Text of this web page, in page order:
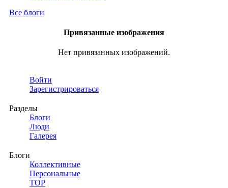
Все блоги
Привязанные изображения
Нет привязанных изображений.
Войти
Зарегистрироваться
Разделы
Блоги
Люди
Галерея
Блоги
Коллективные
Персональные
TOP